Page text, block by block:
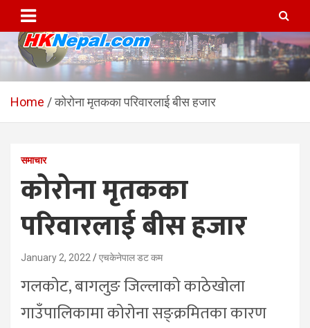
content
HKNepal.com – हङकङबाट
सञ्चालित पहिलो नेपाली अनलाईन
hknepal, hknepal.com, hk nepal, hk nepal com
Home कोरोना मृतकका परिवारलाई बीस हजार
समाचार
कोरोना मृतकका
परिवारलाई बीस हजार
January 2, 2022 एचकेनेपाल डट कम
गलकोट, बागलुङ जिल्लाको काठेखोला
गाउँपालिकामा कोरोना सङ्क्रमितका कारण